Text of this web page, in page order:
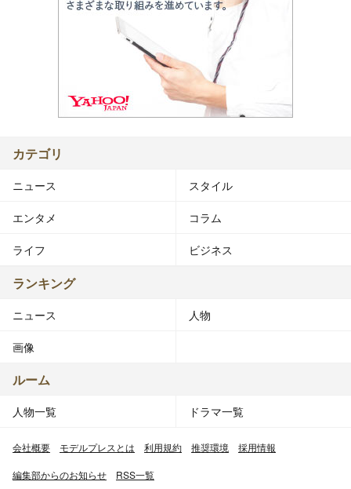
カテゴリ
ニュース スタイル
エンタメ コラム
ライフ ビジネス
ランキング
ニュース 人物
画像
ルーム
人物一覧 ドラマ一覧
会社概要 モデルプレスとは 利用規約 推奨環境 採用情報
編集部からのお知らせ RSS一覧